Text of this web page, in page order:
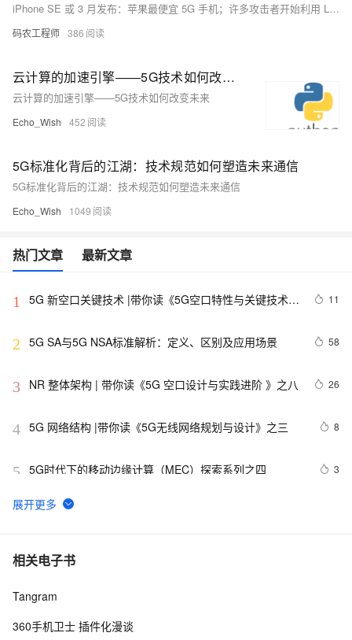
iPhone SE 或 3 月发布：苹果最便宜 5G 手机；许多攻击者开始利用 Log4j 漏洞 | 思否周刊
码农工程师 386
云计算的加速引擎——5G技术如何改变未来
云计算的加速引擎——5G技术如何改变未来
Echo_Wish 452
5G标准化背后的江湖：技术规范如何塑造未来通信
5G标准化背后的江湖：技术规范如何塑造未来通信
Echo_Wish 1049
热门文章 最新文章
1
5G 新空口关键技术 |带你读《5G空口特性与关键技术》
11
2 5G SA与5G NSA标准解析：定义、区别及应用场景 58
3 NR 整体架构 | 带你读《5G 空口设计与实践进阶 》之八 26
4 5G 网络结构 |带你读《5G无线网络规划与设计》之三 8
5 5G时代下的移动边缘计算（MEC）探索系列之四 3
6 2G、3G、4G与5G技术：主要区别详解
7 5G的要求和主要性能指标 | 《5G移动无线通信技术》之
8 LTE-NR 双连接|带你读《5G无线网络规划与设计》之十
相关电子书
Tangram
360手机卫士 插件化漫谈